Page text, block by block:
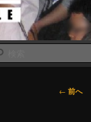
投
← 前へ